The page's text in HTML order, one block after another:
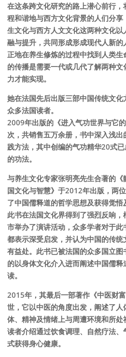
在这条跨文化研究的路上潜心前行
程和谐地与西方文化背景的人们分
生文化与西方人文文化这两种文化
融与提升，共同形成形成现代人新
正地在养生修炼的过程中找到人类
的传播是需要一代或几代了解两种
力才能实现。
她在法国先后出版三部中国传统文
众多法国读者。
2009年出版的《进入气功世界与它
次，共销售五万余册，书中深入浅
践方法，其中创编的气功精华20式
的功法。
与养生文化专家张明亮先生合著的
国文化与智慧》于2012年出版，两
了中国儒释道的哲学思想及获得觉悟
此书在法国文化界得到了强烈反响
市举办了演讲活动，众多学者对于
都表示深受启发，并认为中国的传
有益处。此书已被法国的众多国立
的以身体文化介入进而阐述中国儒
读。
2015年，其最后一部著作《中医财
世，它以中医的角度出发，阐述了
体、精神及情绪上与周遭环境和所
读者介绍通过饮食调理、自然疗法
式获得身心健康。